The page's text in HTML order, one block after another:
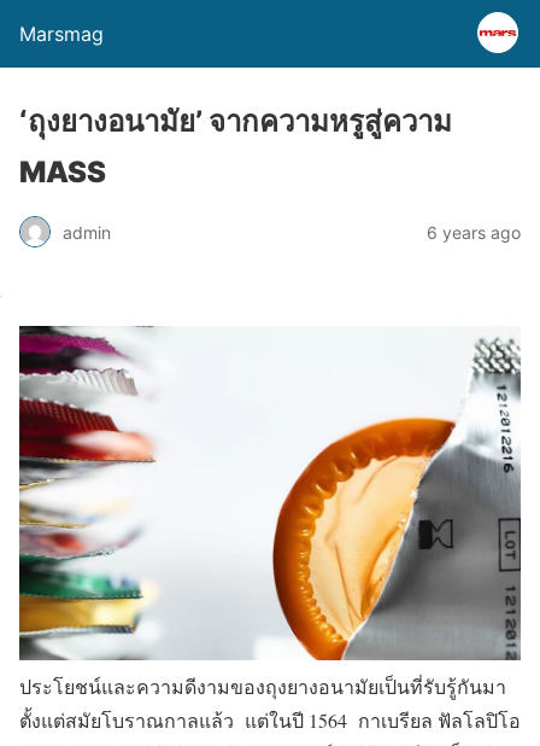
Marsmag
‘ถุงยางอนามัย’ จากความหรูสู่ความ
MASS
admin 6 years ago
ประโยชน์และความดีงามของถุงยางอนามัยเป็นที่รับรู้กันมา
ตั้งแต่สมัยโบราณกาลแล้ว แต่ในปี 1564 กาเบรียล ฟัลโลปิโอ